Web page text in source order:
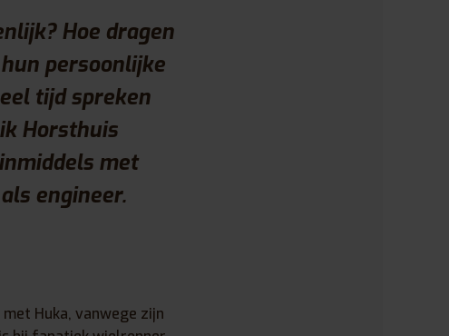
Hoe dragen
persoonlijke
tijd spreken
Horsthuis
met
engineer.
Huka, vanwege zijn